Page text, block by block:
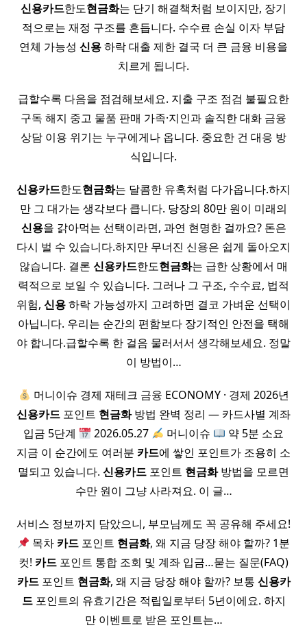
신용카드한도현금화는 단기 해결책처럼 보이지만, 장기
적으로는 재정 구조를 흔듭니다. 수수료 손실 이자 부담
연체 가능성 신용하락 대출 제한 결국 더 큰 금융 비용을
치르게 됩니다.
급할수록 다음을 점검해보세요. 지출 구조 점검 불필요한
구독 해지 중고 물품 판매 가족·지인과 솔직한 대화 금융
상담 이용 위기는 누구에게나 옵니다. 중요한 건 대응 방
식입니다.
신용카드한도현금화는 달콤한 유혹처럼 다가옵니다.하지
만 그 대가는 생각보다 큽니다. 당장의 80만 원이 미래의
신용을 갉아먹는 선택이라면, 과연 현명한 걸까요? 돈은
다시 벌 수 있습니다.하지만 무너진 신용은 쉽게 돌아오지
않습니다. 결론 신용카드한도현금화는 급한 상황에서 매
력적으로 보일 수 있습니다. 그러나 그 구조, 수수료, 법적
위험, 신용하락 가능성까지 고려하면 결코 가벼운 선택이
아닙니다. 우리는 순간의 편함보다 장기적인 안전을 택해
야 합니다.급할수록 한 걸음 물러서서 생각해보세요. 정말
이 방법이…
머니이슈 경제 재테크 금융 ECONOMY · 경제 2026년
신용카드 포인트 현금화방법 완벽 정리 — 카드사별 계좌
입금 5단계
2026.05.27 머니이슈
약 5분 소요
지금 이 순간에도 여러분 카드에 쌓인 포인트가 조용히 소
멸되고 있습니다. 신용카드 포인트 현금화방법을 모르면
수만 원이 그냥 사라져요. 이 글…
서비스 정보까지 담았으니, 부모님께도 꼭 공유해 주세요!
목차 카드 포인트 현금화, 왜 지금 당장 해야 할까? 1분
컷! 카드 포인트 통합 조회 및 계좌 입금…묻는 질문(FAQ)
카드포인트 현금화, 왜 지금 당장 해야 할까? 보통 신용카
드포인트의 유효기간은 적립일로부터 5년이에요. 하지
만 이벤트로 받은 포인트는…